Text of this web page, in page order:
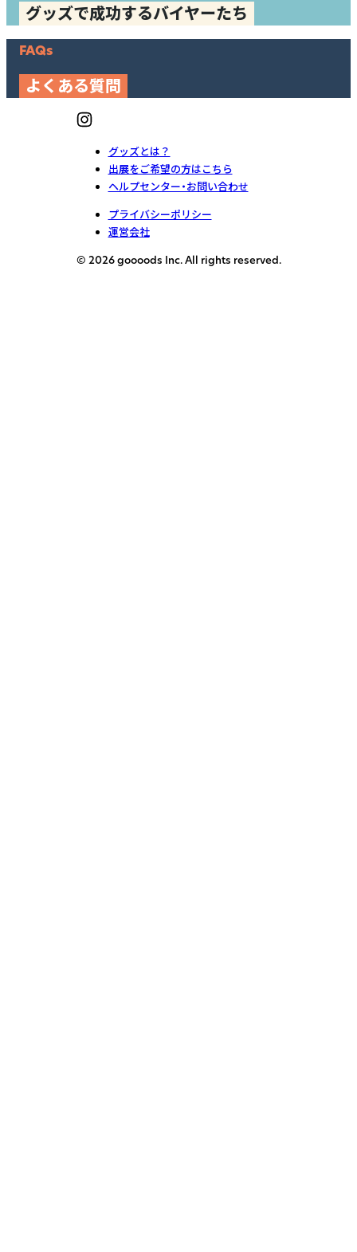
グッズで成功するバイヤーたち
FAQs
よくある質問
グッズとは？
出展をご希望の方はこちら
ヘルプセンター・お問い合わせ
プライバシーポリシー
運営会社
© 2026 goooods Inc. All rights reserved.